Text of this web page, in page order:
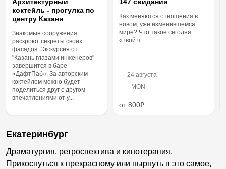
коктейль - прогулка по
центру Казани
Знакомые сооружения
раскроют секреты своих
фасадов. Экскурсия от
"Казань глазами инженеров"
завершится в баре
«ДафтПаб». За авторским
коктейлем можно будет
поделиться друг с другом
впечатлениями от у...
Как меняются отношения в
новом, уже изменившемся
мире? Что такое сегодня
«твой ч...
24 августа
MON
от 800₽
Екатеринбург
Драматургия, ретроспектива и кинотерапия.
Прикоснуться к прекрасному или нырнуть в это самое,